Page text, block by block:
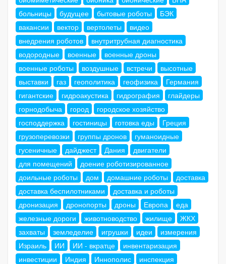
больницы
будущее бытовые роботы
БЭК
вакансии
вектор вертолеты
видео
внедрения роботов
внутритрубная диагностика
водородные
военные
военные дроны
военные роботы
воздушные встречи
высотные
выставки
газ геополитика геофизика
Германия
гигантские
гидроакустика гидрография
глайдеры
горнодобыча
город
городское хозяйство
господдержка
гостиницы готовка еды
Греция
грузоперевозки
группы дронов
гуманоидные
гусеничные
дайджест Дания
двигатели
для помещений
доение роботизированное
доильные роботы
дом домашние роботы
доставка
доставка беспилотниками
доставка и роботы
дронизация
дронопорты дроны Европа
еда
железные дороги
животноводство жилище
ЖКХ
захваты
земледелие игрушки идеи
измерения
Израиль
ИИ ИИ - вкратце
инвентаризация
инвестиции
Индия Иннополис
инспекция